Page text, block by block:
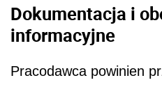
Dokumentacja i
informacyjne
Pracodawca powinien